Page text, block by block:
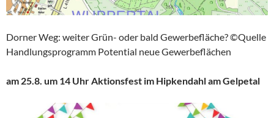
Dorner Weg: weiter Grün- oder bald Gewerbefläche? ©Quelle
Handlungsprogramm Potential neue Gewerbeflächen
am 25.8. um 14 Uhr Aktionsfest im Hipkendahl am Gelpetal